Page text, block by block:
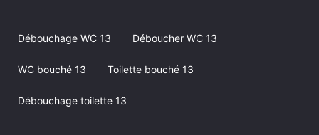
Débouchage WC 13 Déboucher WC 13
WC bouché 13 Toilette bouché 13
Débouchage toilette 13